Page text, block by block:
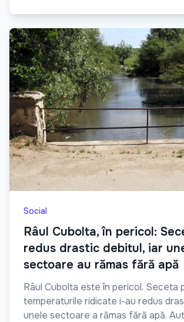
Social
Râul Cubolta, în pericol:
redus drastic debitul, iar
sectoare au rămas fără apă
Râul Cubolta este în pericol. Seceta
temperaturile ridicate i-au redus
unele sectoare a rămas fără apă.